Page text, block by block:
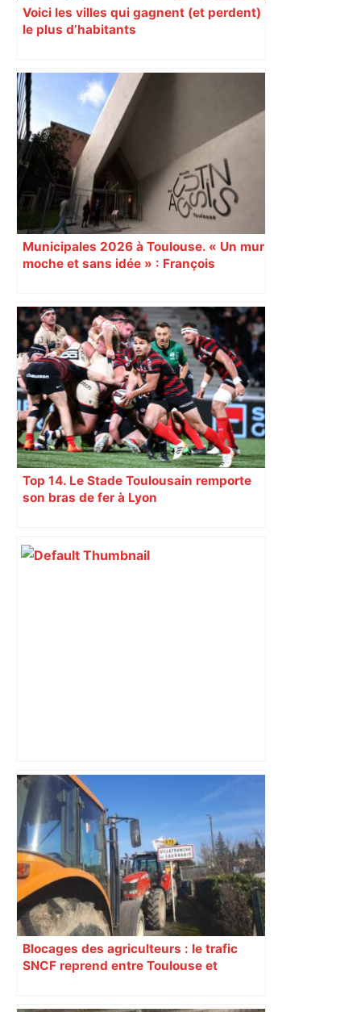
Voici les villes qui gagnent (et perdent)
le plus d’habitants
Municipales 2026 à Toulouse. « Un mur
moche et sans idée » : François
Augustins
Top 14. Le Stade Toulousain remporte
son bras de fer à Lyon
Top 14: comment Perpignan a une
nouvelle fois fait tomber Toulouse? –
RMC Sport
Blocages des agriculteurs : le trafic
SNCF reprend entre Toulouse et